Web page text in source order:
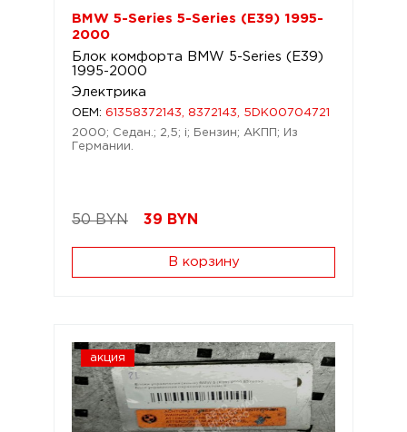
BMW 5-Series 5-Series (E39) 1995-
2000
Блок комфорта BMW 5-Series (E39)
1995-2000
Электрика
OEM: 61358372143, 8372143, 5DK00704721
2000; Седан.; 2,5; i; Бензин; АКПП; Из
Германии.
50 BYN 39 BYN
В корзину
акция